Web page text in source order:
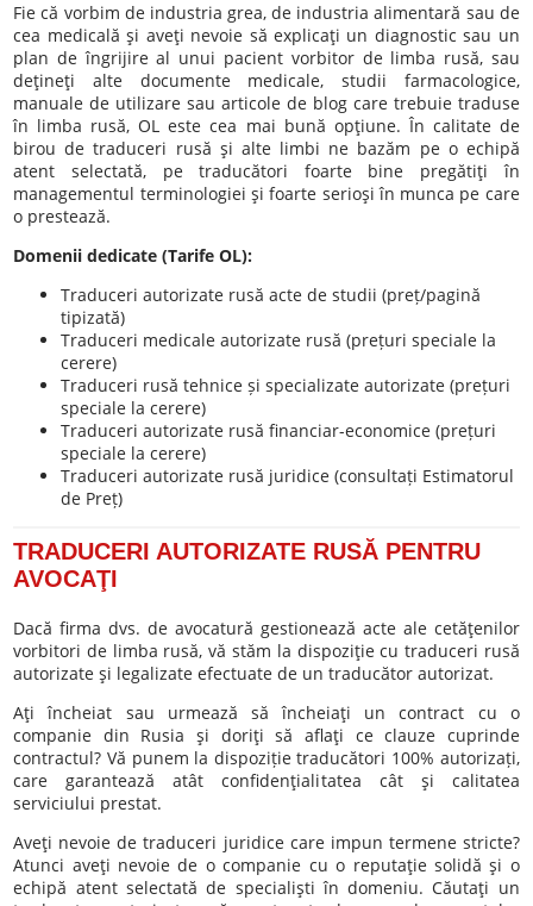
Fie că vorbim de industria grea, de industria alimentară sau de
cea medicală şi aveţi nevoie să explicaţi un diagnostic sau un
plan de îngrijire al unui pacient vorbitor de limba rusă, sau
deţineţi alte documente medicale, studii farmacologice,
manuale de utilizare sau articole de blog care trebuie traduse
în limba rusă, OL este cea mai bună opţiune. În calitate de
birou de traduceri rusă şi alte limbi ne bazăm pe o echipă
atent selectată, pe traducători foarte bine pregătiţi în
managementul terminologiei şi foarte serioşi în munca pe care
o prestează.
Domenii dedicate (Tarife OL):
Traduceri autorizate rusă acte de studii (preț/pagină
tipizată)
Traduceri medicale autorizate rusă (prețuri speciale la
cerere)
Traduceri rusă tehnice și specializate autorizate (prețuri
speciale la cerere)
Traduceri autorizate rusă financiar-economice (prețuri
speciale la cerere)
Traduceri autorizate rusă juridice (consultați Estimatorul
de Preț)
TRADUCERI AUTORIZATE RUSĂ PENTRU
AVOCAŢI
Dacă firma dvs. de avocatură gestionează acte ale cetăţenilor
vorbitori de limba rusă, vă stăm la dispoziţie cu traduceri rusă
autorizate şi legalizate efectuate de un traducător autorizat.
Aţi încheiat sau urmează să încheiaţi un contract cu o
companie din Rusia şi doriţi să aflaţi ce clauze cuprinde
contractul? Vă punem la dispoziție traducători 100% autorizați,
care garantează atât confidenţialitatea cât şi calitatea
serviciului prestat.
Aveţi nevoie de traduceri juridice care impun termene stricte?
Atunci aveţi nevoie de o companie cu o reputaţie solidă şi o
echipă atent selectată de specialişti în domeniu. Căutaţi un